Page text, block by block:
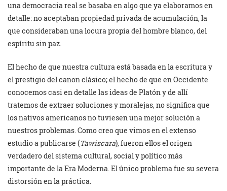
una democracia real se basaba en algo que ya elaboramos en
detalle: no aceptaban propiedad privada de acumulación, la
que consideraban una locura propia del hombre blanco, del
espíritu sin paz.
El hecho de que nuestra cultura está basada en la escritura y
el prestigio del canon clásico; el hecho de que en Occidente
conocemos casi en detalle las ideas de Platón y de allí
tratemos de extraer soluciones y moralejas, no significa que
los nativos americanos no tuviesen una mejor solución a
nuestros problemas. Como creo que vimos en el extenso
estudio a publicarse (Tawiscara), fueron ellos el origen
verdadero del sistema cultural, social y político más
importante de la Era Moderna. El único problema fue su severa
distorsión en la práctica.